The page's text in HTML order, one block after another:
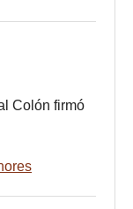
Colón firmó